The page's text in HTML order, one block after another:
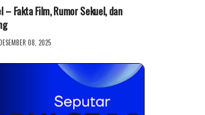
Fakta Film, Rumor Sekuel, dan
08, 2025